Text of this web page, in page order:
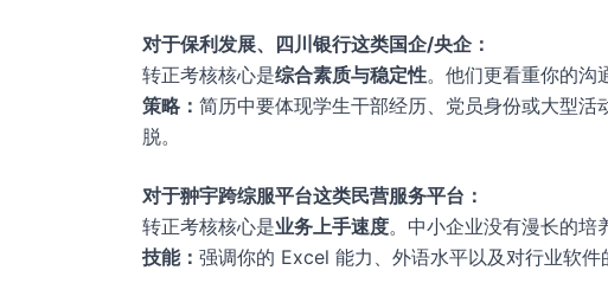
对于保利发展、四川银行这类国企/央企：
转正考核核心是综合素质与稳定性。他们更看重你的沟
策略： 简历中要体现学生干部经历、党员身份或大型
脱。
对于翀宇跨综服平台这类民营服务平台：
转正考核核心是业务上手速度。中小企业没有漫长的培
技能： 强调你的 Excel 能力、外语水平以及对行业软件